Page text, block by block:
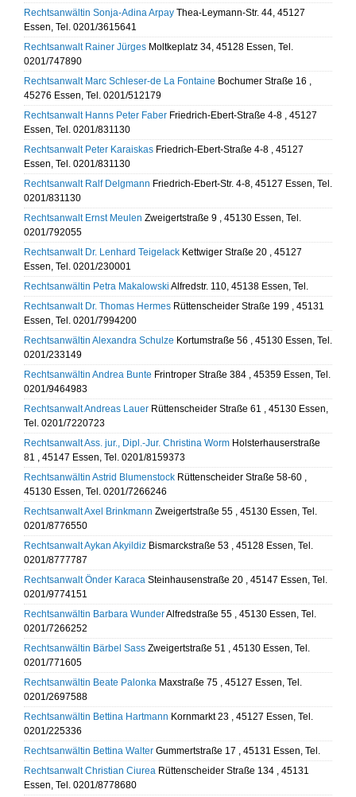
Rechtsanwältin Sonja-Adina Arpay Thea-Leymann-Str. 44, 45127
Essen, Tel. 0201/3615641
Rechtsanwalt Rainer Jürges Moltkeplatz 34, 45128 Essen, Tel.
0201/747890
Rechtsanwalt Marc Schleser-de La Fontaine Bochumer Straße 16 ,
45276 Essen, Tel. 0201/512179
Rechtsanwalt Hanns Peter Faber Friedrich-Ebert-Straße 4-8 , 45127
Essen, Tel. 0201/831130
Rechtsanwalt Peter Karaiskas Friedrich-Ebert-Straße 4-8 , 45127
Essen, Tel. 0201/831130
Rechtsanwalt Ralf Delgmann Friedrich-Ebert-Str. 4-8, 45127 Essen, Tel.
0201/831130
Rechtsanwalt Ernst Meulen Zweigertstraße 9 , 45130 Essen, Tel.
0201/792055
Rechtsanwalt Dr. Lenhard Teigelack Kettwiger Straße 20 , 45127
Essen, Tel. 0201/230001
Rechtsanwältin Petra Makalowski Alfredstr. 110, 45138 Essen, Tel.
Rechtsanwalt Dr. Thomas Hermes Rüttenscheider Straße 199 , 45131
Essen, Tel. 0201/7994200
Rechtsanwältin Alexandra Schulze Kortumstraße 56 , 45130 Essen, Tel.
0201/233149
Rechtsanwältin Andrea Bunte Frintroper Straße 384 , 45359 Essen, Tel.
0201/9464983
Rechtsanwalt Andreas Lauer Rüttenscheider Straße 61 , 45130 Essen,
Tel. 0201/7220723
Rechtsanwalt Ass. jur., Dipl.-Jur. Christina Worm Holsterhauserstraße
81 , 45147 Essen, Tel. 0201/8159373
Rechtsanwältin Astrid Blumenstock Rüttenscheider Straße 58-60 ,
45130 Essen, Tel. 0201/7266246
Rechtsanwalt Axel Brinkmann Zweigertstraße 55 , 45130 Essen, Tel.
0201/8776550
Rechtsanwalt Aykan Akyildiz Bismarckstraße 53 , 45128 Essen, Tel.
0201/8777787
Rechtsanwalt Önder Karaca Steinhausenstraße 20 , 45147 Essen, Tel.
0201/9774151
Rechtsanwältin Barbara WunderAlfredstraße 55 , 45130 Essen, Tel.
0201/7266252
Rechtsanwältin Bärbel Sass Zweigertstraße 51 , 45130 Essen, Tel.
0201/771605
Rechtsanwältin Beate Palonka Maxstraße 75 , 45127 Essen, Tel.
0201/2697588
Rechtsanwältin Bettina Hartmann Kornmarkt 23 , 45127 Essen, Tel.
0201/225336
Rechtsanwältin Bettina Walter Gummertstraße 17 , 45131 Essen, Tel.
Rechtsanwalt Christian Ciurea Rüttenscheider Straße 134 , 45131
Essen, Tel. 0201/8778680